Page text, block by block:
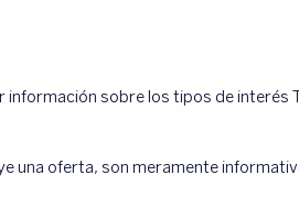
información sobre los tipos de interés
una oferta, son meramente